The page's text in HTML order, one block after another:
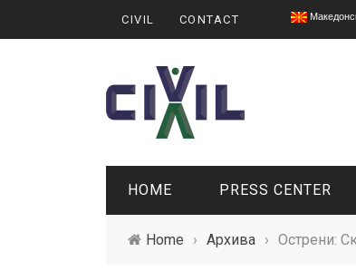
CIVIL CONTACT
HOME PRESS CENTER
Home › Архива › Острени: